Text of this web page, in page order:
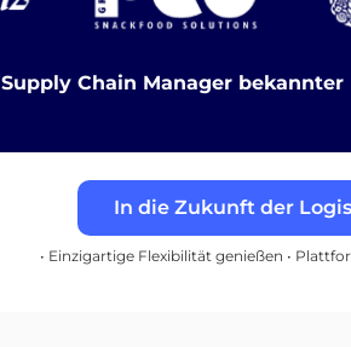
Supply Chain Manager
In die Zukunft der
• Einzigartige Flexibilität genießen •